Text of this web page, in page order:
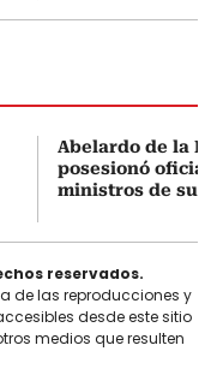
Abelardo de la
posesionó
ministros de su
reservados.
de las reproducciones y
desde este sitio
medios que resulten